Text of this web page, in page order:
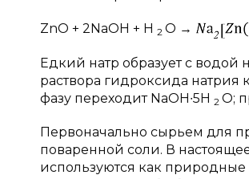
ZnO + 2NaOH + H 2 O →
Едкий натр образует с водой
раствора гидроксида натрия
фазу переходит NaOH∙5H 2 O;
Первоначально сырьем для
поваренной соли. В
используются как